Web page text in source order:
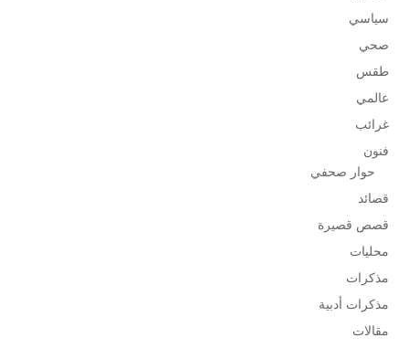
سياسي
صحي
طقس
عالمي
غرائب
فنون
حوار صحفي
قصائد
قصص قصيرة
محليات
مذكرات
مذكرات أدبية
مقالات